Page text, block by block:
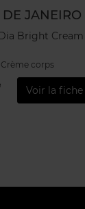
DE JANEIRO
Bright Cream
Crème corps
Voir la fiche